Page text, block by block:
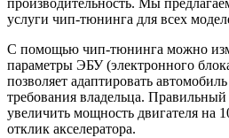
производительность. Мы
услуги чип-тюнинга для всех
С помощью чип-тюнинга можно
параметры ЭБУ (электронного
позволяет адаптировать
требования владельца.
увеличить мощность двигателя на
отклик акселератора.